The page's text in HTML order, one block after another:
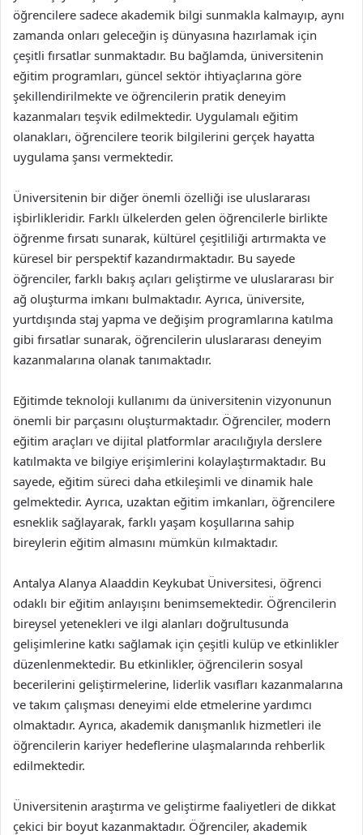
öğrencilere sadece akademik bilgi sunmakla kalmayıp, aynı
zamanda onları geleceğin iş dünyasına hazırlamak için
çeşitli fırsatlar sunmaktadır. Bu bağlamda, üniversitenin
eğitim programları, güncel sektör ihtiyaçlarına göre
şekillendirilmekte ve öğrencilerin pratik deneyim
kazanmaları teşvik edilmektedir. Uygulamalı eğitim
olanakları, öğrencilere teorik bilgilerini gerçek hayatta
uygulama şansı vermektedir.
Üniversitenin bir diğer önemli özelliği ise uluslararası
işbirlikleridir. Farklı ülkelerden gelen öğrencilerle birlikte
öğrenme fırsatı sunarak, kültürel çeşitliliği artırmakta ve
küresel bir perspektif kazandırmaktadır. Bu sayede
öğrenciler, farklı bakış açıları geliştirme ve uluslararası bir
ağ oluşturma imkanı bulmaktadır. Ayrıca, üniversite,
yurtdışında staj yapma ve değişim programlarına katılma
gibi fırsatlar sunarak, öğrencilerin uluslararası deneyim
kazanmalarına olanak tanımaktadır.
Eğitimde teknoloji kullanımı da üniversitenin vizyonunun
önemli bir parçasını oluşturmaktadır. Öğrenciler, modern
eğitim araçları ve dijital platformlar aracılığıyla derslere
katılmakta ve bilgiye erişimlerini kolaylaştırmaktadır. Bu
sayede, eğitim süreci daha etkileşimli ve dinamik hale
gelmektedir. Ayrıca, uzaktan eğitim imkanları, öğrencilere
esneklik sağlayarak, farklı yaşam koşullarına sahip
bireylerin eğitim almasını mümkün kılmaktadır.
Antalya Alanya Alaaddin Keykubat Üniversitesi, öğrenci
odaklı bir eğitim anlayışını benimsemektedir. Öğrencilerin
bireysel yetenekleri ve ilgi alanları doğrultusunda
gelişimlerine katkı sağlamak için çeşitli kulüp ve etkinlikler
düzenlenmektedir. Bu etkinlikler, öğrencilerin sosyal
becerilerini geliştirmelerine, liderlik vasıfları kazanmalarına
ve takım çalışması deneyimi elde etmelerine yardımcı
olmaktadır. Ayrıca, akademik danışmanlık hizmetleri ile
öğrencilerin kariyer hedeflerine ulaşmalarında rehberlik
edilmektedir.
Üniversitenin araştırma ve geliştirme faaliyetleri de dikkat
çekici bir boyut kazanmaktadır. Öğrenciler, akademik